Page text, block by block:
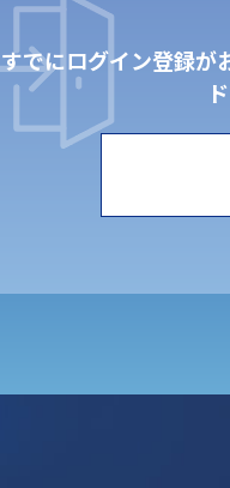
すでにログイン登録が